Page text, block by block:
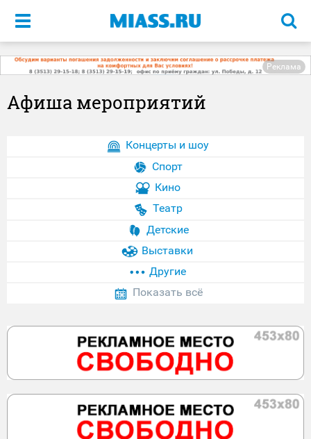
Меню
Реклама
Афиша мероприятий
Концерты и шоу
Спорт
Кино
Театр
Детские
Выставки
Другие
Показать всё